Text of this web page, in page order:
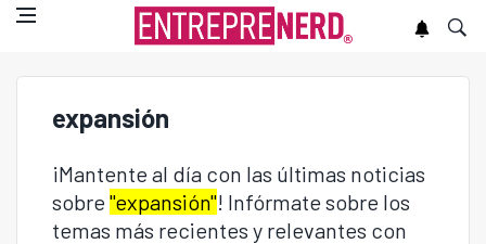
expansión
¡Mantente al día con las últimas noticias
sobre "expansión"! Infórmate sobre los
temas más recientes y relevantes con